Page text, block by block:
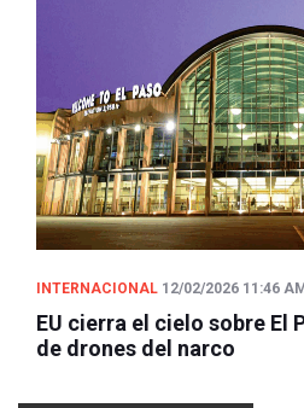
INTERNACIONAL 12/02/2026 11:46
EU cierra el cielo sobre El
de drones del narco